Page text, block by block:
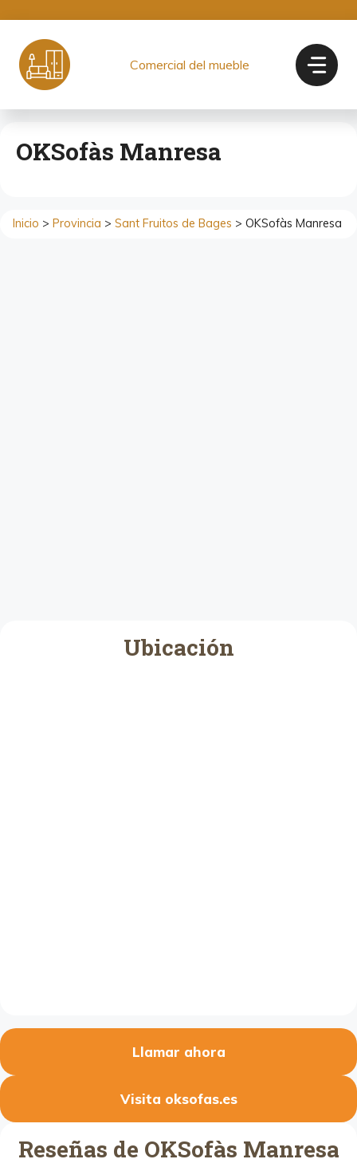
contenido
Comercial del mueble
OKSofàs Manresa
Inicio > Provincia > Sant Fruitos de Bages > OKSofàs Manresa
Ubicación
Llamar ahora
Visita oksofas.es
Reseñas de OKSofàs Manresa